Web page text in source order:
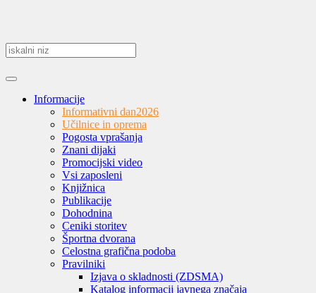
Informacije
Informativni dan2026
Učilnice in oprema
Pogosta vprašanja
Znani dijaki
Promocijski video
Vsi zaposleni
Knjižnica
Publikacije
Dohodnina
Ceniki storitev
Športna dvorana
Celostna grafična podoba
Pravilniki
Izjava o skladnosti (ZDSMA)
Katalog informacij javnega značaja